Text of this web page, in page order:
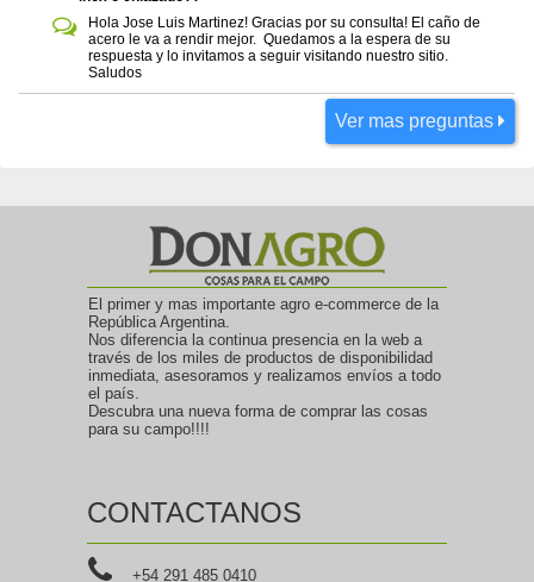
Hola Jose Luis Martinez! Gracias por su consulta! El caño de
acero le va a rendir mejor. Quedamos a la espera de su
respuesta y lo invitamos a seguir visitando nuestro sitio.
Saludos
Ver mas preguntas
El primer y mas importante agro e-commerce de la
República Argentina.
Nos diferencia la continua presencia en la web a
través de los miles de productos de disponibilidad
inmediata, asesoramos y realizamos envíos a todo
el país.
Descubra una nueva forma de comprar las cosas
para su campo!!!!
CONTACTANOS
+54 291 485 0410